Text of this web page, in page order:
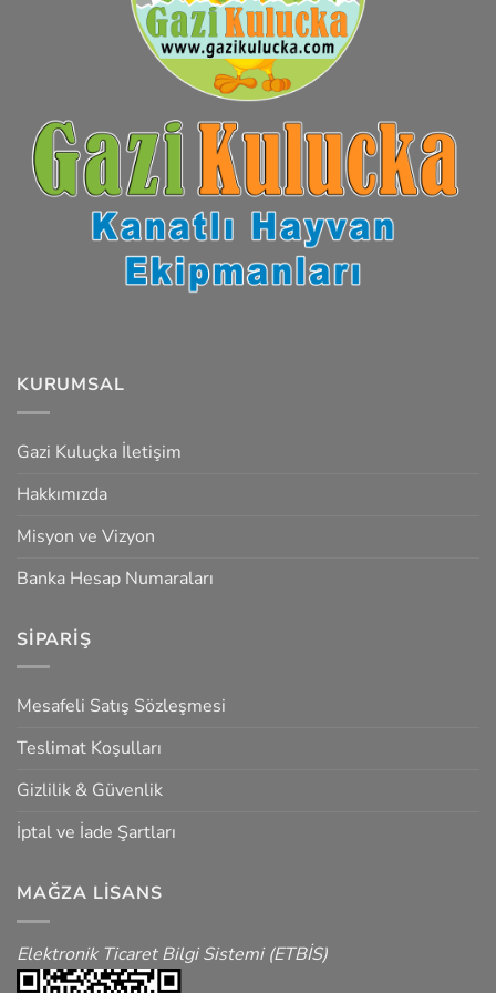
KURUMSAL
Gazi Kuluçka İletişim
Hakkımızda
Misyon ve Vizyon
Banka Hesap Numaraları
SIPARIŞ
Mesafeli Satış Sözleşmesi
Teslimat Koşulları
Gizlilik & Güvenlik
İptal ve İade Şartları
MAĞZA LISANS
Elektronik Ticaret Bilgi Sistemi (ETBİS)